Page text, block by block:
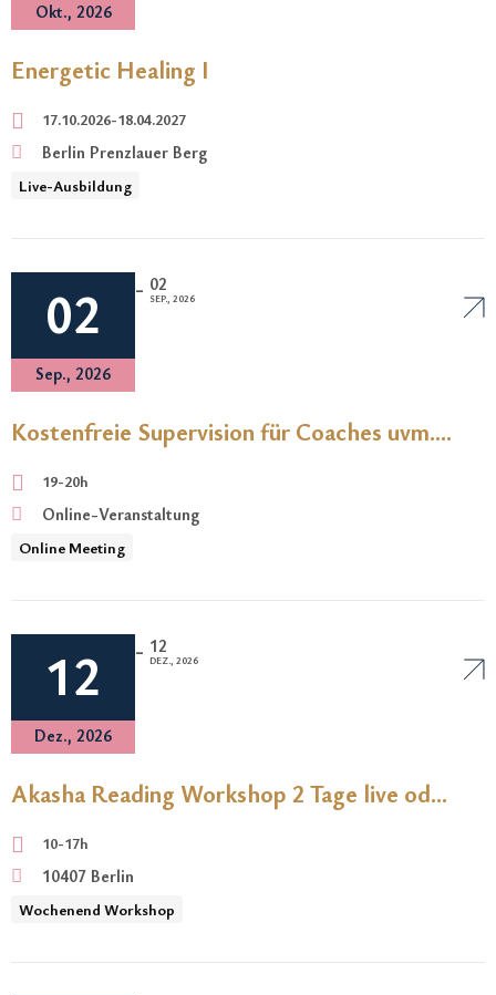
Okt., 2026
Energetic Healing I
17.10.2026-18.04.2027
Berlin Prenzlauer Berg
Live-Ausbildung
02
Sep., 2026
- 02
SEP., 2026
Kostenfreie Supervision für Coaches uvm.
05.08.2026 um 19h
19-20h
Online-Veranstaltung
Online Meeting
12
Dez., 2026
- 12
DEZ., 2026
Akasha Reading Workshop 2 Tage live oder
online – Lerne lesen. Heilen. Wirken.
10-17h
10407 Berlin
Wochenend Workshop